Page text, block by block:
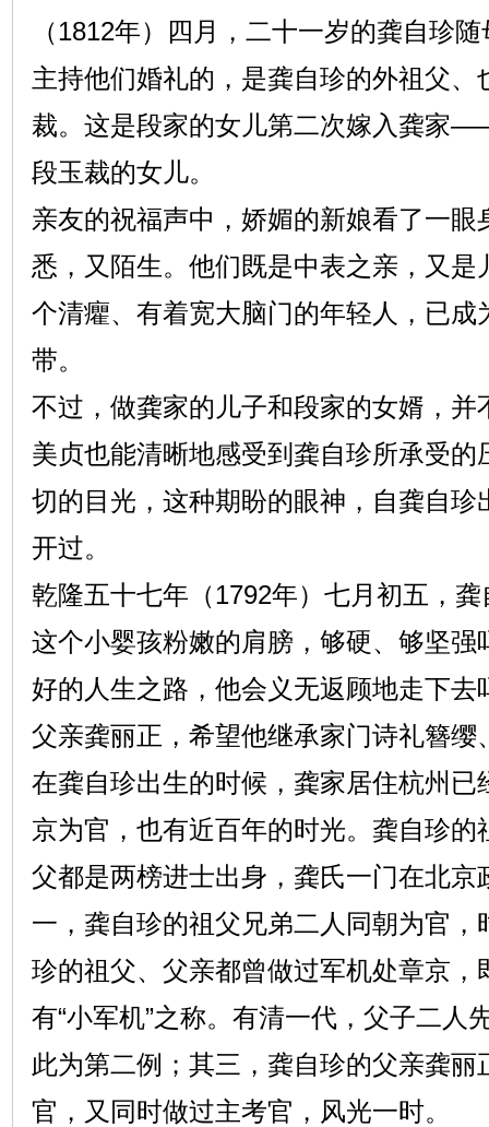
（1812年）四月，二十一岁的龚自珍
主持他们婚礼的，是龚自珍的外祖父、
裁。这是段家的女儿第二次嫁入龚家
段玉裁的女儿。
亲友的祝福声中，娇媚的新娘看了一眼
悉，又陌生。他们既是中表之亲，又是
个清癯、有着宽大脑门的年轻人，已成
带。
不过，做龚家的儿子和段家的女婿，并
美贞也能清晰地感受到龚自珍所承受的
切的目光，这种期盼的眼神，自龚自珍
开过。
乾隆五十七年（1792年）七月初五，
这个小婴孩粉嫩的肩膀，够硬、够坚强
好的人生之路，他会义无返顾地走下去
父亲龚丽正，希望他继承家门诗礼簪缨
在龚自珍出生的时候，龚家居住杭州已
京为官，也有近百年的时光。龚自珍的
父都是两榜进士出身，龚氏一门在北京
一，龚自珍的祖父兄弟二人同朝为官，
珍的祖父、父亲都曾做过军机处章京，
有“小军机”之称。有清一代，父子二人
此为第二例；其三，龚自珍的父亲龚丽
官，又同时做过主考官，风光一时。